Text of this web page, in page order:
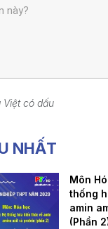
Việt có dấu
NHẤT
Môn
thống
amin
(Phần